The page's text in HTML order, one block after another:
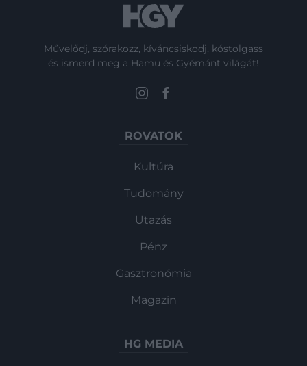
Művelődj, szórakozz, kíváncsiskodj, kóstolgass
és ismerd meg a Hamu és Gyémánt világát!
ROVATOK
Kultúra
Tudomány
Utazás
Pénz
Gasztronómia
Magazin
HG MEDIA